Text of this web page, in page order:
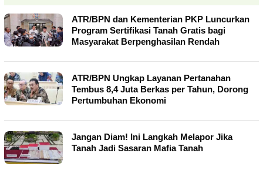
ATR/BPN dan Kementerian PKP Luncurkan
Program Sertifikasi Tanah Gratis bagi
Masyarakat Berpenghasilan Rendah
ATR/BPN Ungkap Layanan Pertanahan
Tembus 8,4 Juta Berkas per Tahun, Dorong
Pertumbuhan Ekonomi
Jangan Diam! Ini Langkah Melapor Jika
Tanah Jadi Sasaran Mafia Tanah